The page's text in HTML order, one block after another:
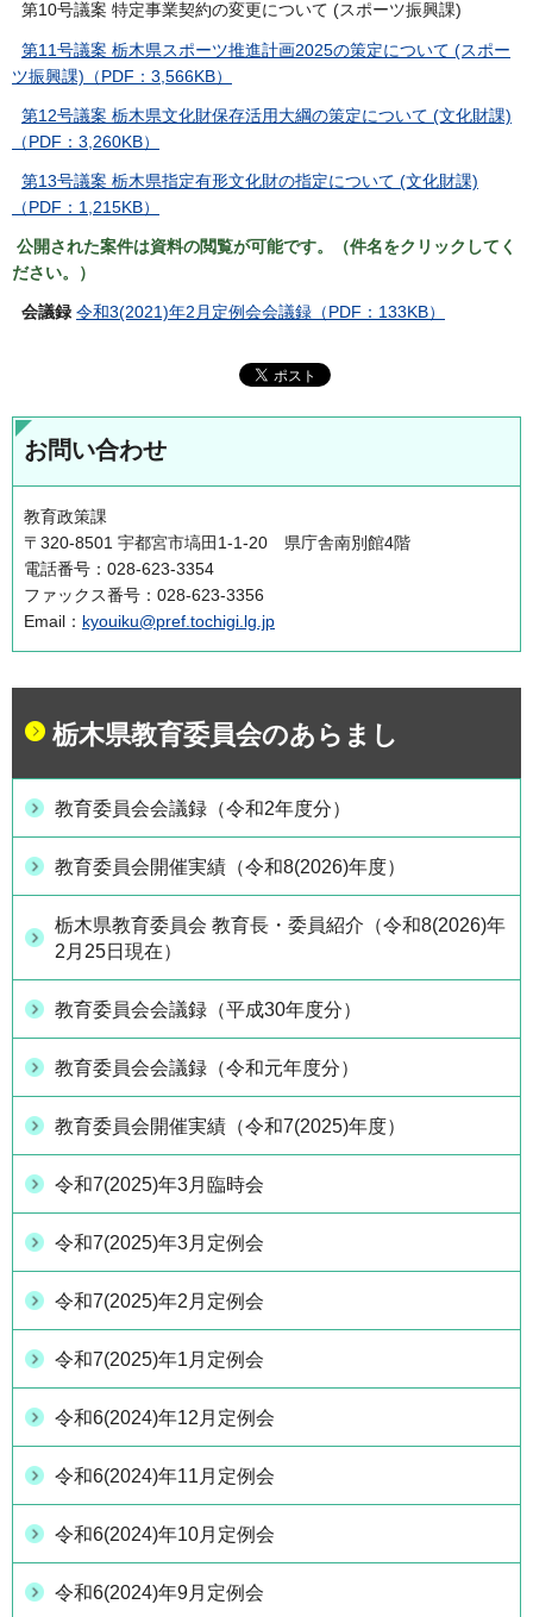
第10号議案 特定事業契約の変更について (スポーツ振興課)
第11号議案 栃木県スポーツ推進計画2025の策定について (スポー
ツ振興課)（PDF：3,566KB）
第12号議案 栃木県文化財保存活用大綱の策定について (文化財課)
（PDF：3,260KB）
第13号議案 栃木県指定有形文化財の指定について (文化財課)
（PDF：1,215KB）
公開された案件は資料の閲覧が可能です。（件名をクリックしてく
ださい。）
会議録 令和3(2021)年2月定例会会議録（PDF：133KB）
お問い合わせ
教育政策課
〒320-8501 宇都宮市塙田1-1-20 県庁舎南別館4階
電話番号：028-623-3354
ファックス番号：028-623-3356
Email： kyouiku@pref.tochigi.lg.jp
栃木県教育委員会のあらまし
教育委員会会議録（令和2年度分）
教育委員会開催実績（令和8(2026)年度）
栃木県教育委員会 教育長・委員紹介（令和8(2026)年
2月25日現在）
教育委員会会議録（平成30年度分）
教育委員会会議録（令和元年度分）
教育委員会開催実績（令和7(2025)年度）
令和7(2025)年3月臨時会
令和7(2025)年3月定例会
令和7(2025)年2月定例会
令和7(2025)年1月定例会
令和6(2024)年12月定例会
令和6(2024)年11月定例会
令和6(2024)年10月定例会
令和6(2024)年9月定例会